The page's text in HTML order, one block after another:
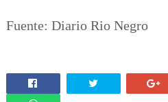
Fuente: Diario Rio Negro